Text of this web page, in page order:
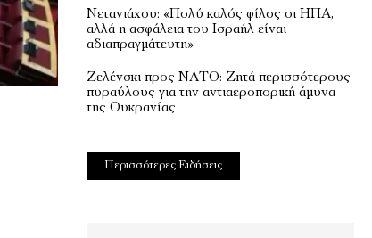
Νετανιάχου: «Πολύ καλός φίλος οι ΗΠΑ,
αλλά η ασφάλεια του Ισραήλ είναι
αδιαπραγμάτευτη»
Ζελένσκι προς ΝΑΤΟ: Ζητά περισσότερους
πυραύλους για την αντιαεροπορική άμυνα
της Ουκρανίας
Περισσότερες Ειδήσεις